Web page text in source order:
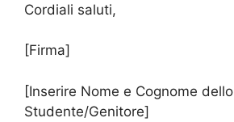
Cordiali saluti,
[Firma]
[Inserire Nome e Cognome dello
Studente/Genitore]